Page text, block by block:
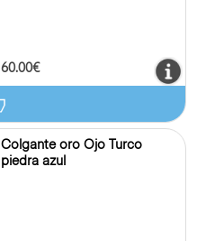
60.00€
Colgante oro Ojo Turco
piedra azul